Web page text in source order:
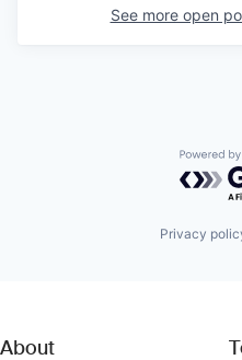
See more open
Privacy
About